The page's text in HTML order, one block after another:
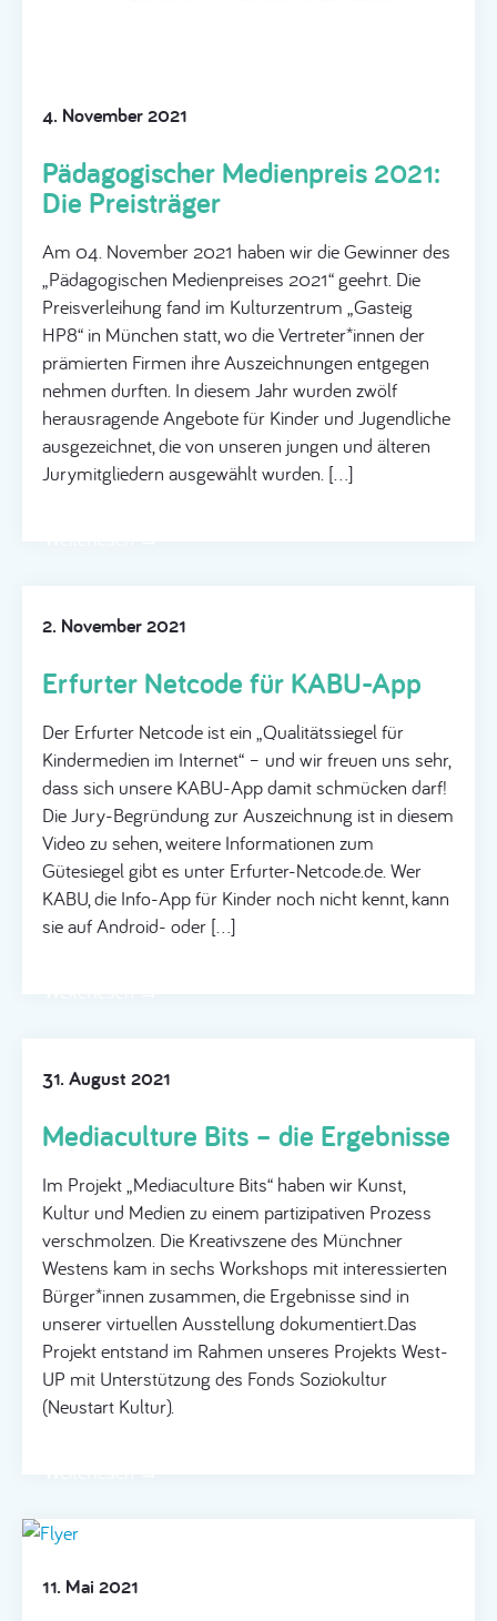
4. November 2021
Pädagogischer Medienpreis 2021:
Die Preisträger
Am 04. November 2021 haben wir die Gewinner des
„Pädagogischen Medienpreises 2021“ geehrt. Die
Preisverleihung fand im Kulturzentrum „Gasteig
HP8“ in München statt, wo die Vertreter*innen der
prämierten Firmen ihre Auszeichnungen entgegen
nehmen durften. In diesem Jahr wurden zwölf
herausragende Angebote für Kinder und Jugendliche
ausgezeichnet, die von unseren jungen und älteren
Jurymitgliedern ausgewählt wurden. […]
2. November 2021
Erfurter Netcode für KABU-App
Der Erfurter Netcode ist ein „Qualitätssiegel für
Kindermedien im Internet“ – und wir freuen uns sehr,
dass sich unsere KABU-App damit schmücken darf!
Die Jury-Begründung zur Auszeichnung ist in diesem
Video zu sehen, weitere Informationen zum
Gütesiegel gibt es unter Erfurter-Netcode.de. Wer
KABU, die Info-App für Kinder noch nicht kennt, kann
sie auf Android- oder […]
31. August 2021
Mediaculture Bits – die Ergebnisse
Im Projekt „Mediaculture Bits“ haben wir Kunst,
Kultur und Medien zu einem partizipativen Prozess
verschmolzen. Die Kreativszene des Münchner
Westens kam in sechs Workshops mit interessierten
Bürger*innen zusammen, die Ergebnisse sind in
unserer virtuellen Ausstellung dokumentiert.Das
Projekt entstand im Rahmen unseres Projekts West-
UP mit Unterstützung des Fonds Soziokultur
(Neustart Kultur).
11. Mai 2021